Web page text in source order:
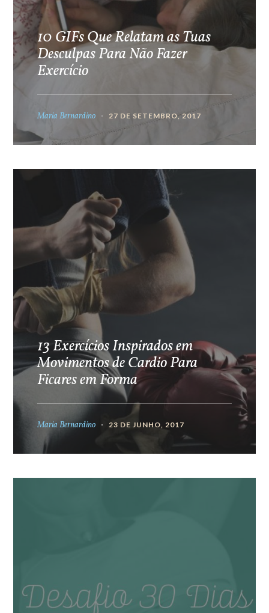
10 GIFs Que Relatam as Tuas
Desculpas Para Não Fazer
Exercício
Maria Bernardino 27 DE SETEMBRO, 2017
13 Exercícios Inspirados em
Movimentos de Cardio Para
Ficares em Forma
Maria Bernardino 23 DE JUNHO, 2017